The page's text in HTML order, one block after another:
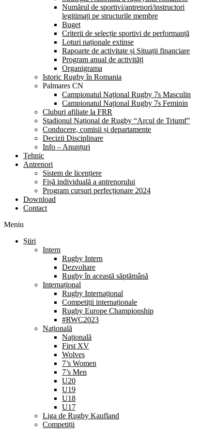
Numărul de sportivi/antrenori/instructori
legitimați pe structurile membre
Buget
Criterii de selecție sportivi de performanță
Loturi naționale extinse
Rapoarte de activitate și Situații financiare
Program anual de activități
Organigrama
Istoric Rugby în Romania
Palmares CN
Campionatul Național Rugby 7s Masculin
Campionatul Național Rugby 7s Feminin
Cluburi afiliate la FRR
Stadionul Național de Rugby “Arcul de Triumf”
Conducere, comisii și departamente
Decizii Disciplinare
Info – Anunțuri
Tehnic
Antrenori
Sistem de licențiere
Fișă individuală a antrenorului
Program cursuri perfecționare 2024
Download
Contact
Meniu
Știri
Intern
Rugby Intern
Dezvoltare
Rugby în această săptămână
Internațional
Rugby Internațional
Competiții internaționale
Rugby Europe Championship
#RWC2023
Națională
Națională
First XV
Wolves
7’s Women
7’s Men
U20
U19
U18
U17
Liga de Rugby Kaufland
Competiții